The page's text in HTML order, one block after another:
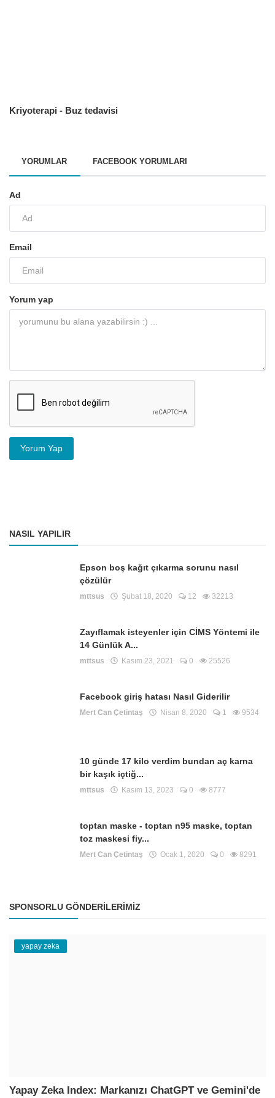
Kriyoterapi - Buz tedavisi
YORUMLAR FACEBOOK YORUMLARI
Ad
Email
Yorum yap
Yorum Yap
NASIL YAPILIR
Epson boş kağıt çıkarma sorunu nasıl
çözülür
mttsus Şubat 18, 2020 12 32213
Zayıflamak isteyenler için CİMS Yöntemi ile
14 Günlük A...
mttsus Kasım 23, 2021 0 25526
Facebook giriş hatası Nasıl Giderilir
Mert Can Çetintaş Nisan 8, 2020 1 9534
10 günde 17 kilo verdim bundan aç karna
bir kaşık içtiğ...
mttsus Kasım 13, 2023 0 8777
toptan maske - toptan n95 maske, toptan
toz maskesi fiy...
Mert Can Çetintaş Ocak 1, 2020 0 8291
SPONSORLU GÖNDERILERIMIZ
yapay zeka
Yapay Zeka Index: Markanızı ChatGPT ve Gemini'de